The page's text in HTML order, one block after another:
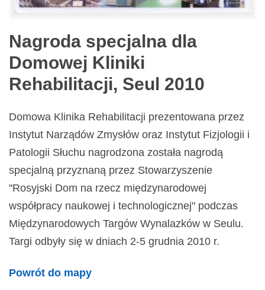
Nagroda specjalna dla
Domowej Kliniki
Rehabilitacji, Seul 2010
Domowa Klinika Rehabilitacji prezentowana przez
Instytut Narządów Zmysłów oraz Instytut Fizjologii i
Patologii Słuchu nagrodzona została nagrodą
specjalną przyznaną przez Stowarzyszenie
"Rosyjski Dom na rzecz międzynarodowej
współpracy naukowej i technologicznej" podczas
Międzynarodowych Targów Wynalazków w Seulu.
Targi odbyły się w dniach 2-5 grudnia 2010 r.
Powrót do mapy